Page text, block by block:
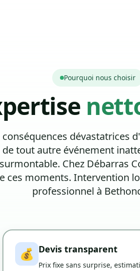
Pourquoi nous choisir
dévastatrices
tout autre événement
Chez Débarras
ces moments. Intervention
professionnel à
💰 Devis transparent
Prix fixe sans surprise,